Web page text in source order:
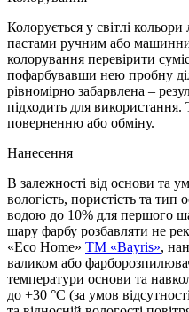
Колорується у світлі
пастами ручним або
колорування перевірити
пофарбувавши нею пробну
рівномірно забарвлена –
підходить для використання.
поверненню або обміну.
Нанесення
В залежності від основи та
вологість, пористість та
водою до 10% для першого
шару фарбу розбавляти не
«Eco Home» TM «Bayris»,
валиком або
температури основи та
до +30 °С (за умов